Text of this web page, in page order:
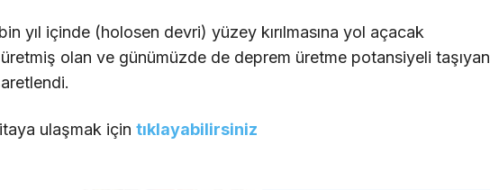
yıl içinde (holosen devri) yüzey kırılmasına yol açacak
olan ve günümüzde de deprem üretme potansiyeli taşıyan
ulaşmak için tıklayabilirsiniz